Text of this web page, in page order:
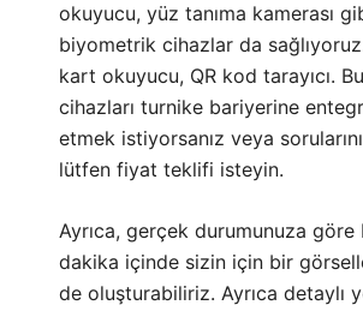
okuyucu, yüz tanıma kamerası
biyometrik cihazlar da
kart okuyucu, QR kod tarayıcı. Bu
cihazları turnike bariyerine
etmek istiyorsanız veya
lütfen fiyat teklifi isteyin.
Ayrıca, gerçek durumunuza göre
dakika içinde sizin için bir
de oluşturabiliriz. Ayrıca detaylı